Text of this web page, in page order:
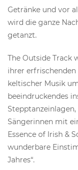
Getränke und vor
wird die ganze
getanzt.
The Outside Track
ihrer
keltischer Musik
beeindruckendes
Sängerinnen mit
Essence of Irish &
wunderbare
Jahres“.